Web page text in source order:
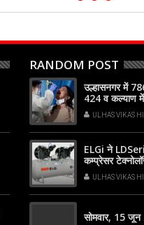
RANDOM POST
उल्हासनगर में
424 व कल्याण
ULHAS VIKAS
ELGi ने
कम्प्रेसर
ULHAS VIKAS
सोमवार, 15